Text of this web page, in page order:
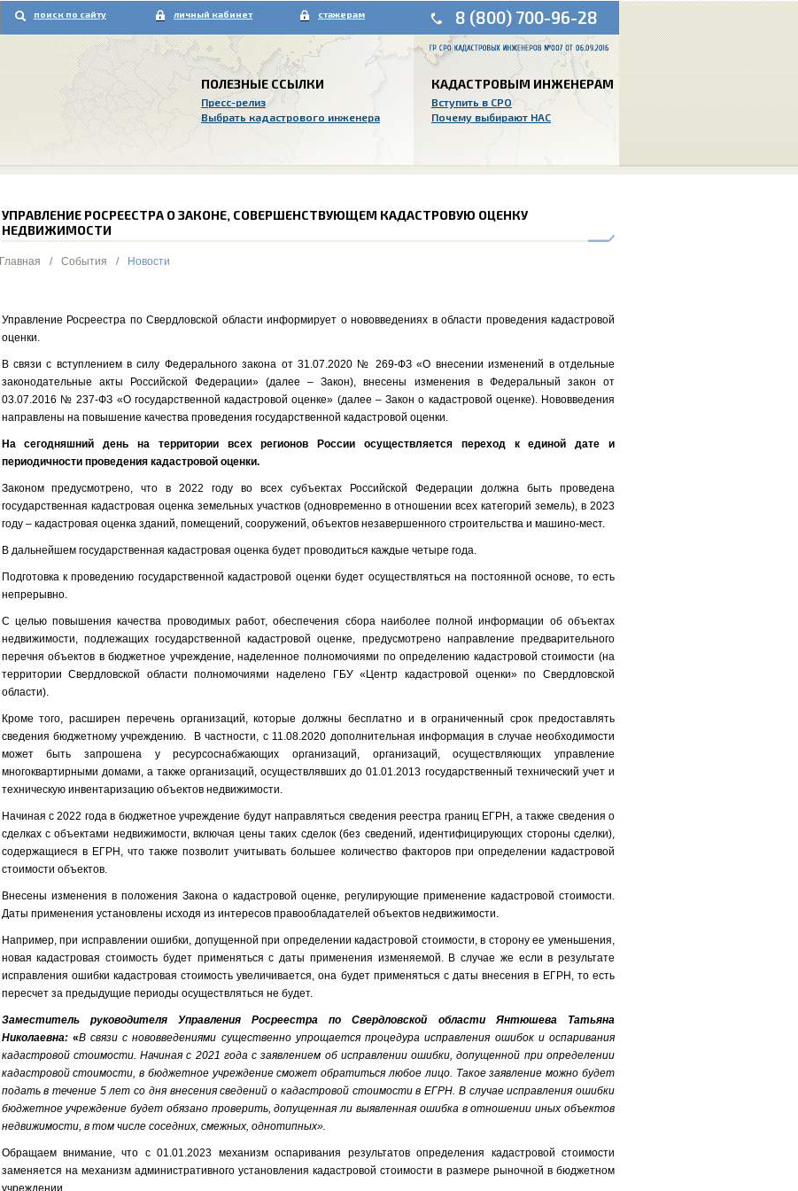
поиск по сайту личный кабинет стажерам 8 (800) 700-96-28
ПОЛЕЗНЫЕ ССЫЛКИ
Пресс-релиз
Выбрать кадастрового инженера
КАДАСТРОВЫМ ИНЖЕНЕРАМ
Вступить в СРО
Почему выбирают НАС
УПРАВЛЕНИЕ РОСРЕЕСТРА О ЗАКОНЕ, СОВЕРШЕНСТВУЮЩЕМ КАДАСТРОВУЮ ОЦЕНКУ
НЕДВИЖИМОСТИ
Главная / События / Новости
Управление Росреестра по Свердловской области информирует о нововведениях в области проведения кадастровой
оценки.
В связи с вступлением в силу Федерального закона от 31.07.2020 № 269-ФЗ «О внесении изменений в отдельные
законодательные акты Российской Федерации» (далее – Закон), внесены изменения в Федеральный закон от
03.07.2016 № 237-ФЗ «О государственной кадастровой оценке» (далее – Закон о кадастровой оценке). Нововведения
направлены на повышение качества проведения государственной кадастровой оценки.
На сегодняшний день на территории всех регионов России осуществляется переход к единой дате и
периодичности проведения кадастровой оценки.
Законом предусмотрено, что в 2022 году во всех субъектах Российской Федерации должна быть проведена
государственная кадастровая оценка земельных участков (одновременно в отношении всех категорий земель), в 2023
году – кадастровая оценка зданий, помещений, сооружений, объектов незавершенного строительства и машино-мест.
В дальнейшем государственная кадастровая оценка будет проводиться каждые четыре года.
Подготовка к проведению государственной кадастровой оценки будет осуществляться на постоянной основе, то есть
непрерывно.
С целью повышения качества проводимых работ, обеспечения сбора наиболее полной информации об объектах
недвижимости, подлежащих государственной кадастровой оценке, предусмотрено направление предварительного
перечня объектов в бюджетное учреждение, наделенное полномочиями по определению кадастровой стоимости (на
территории Свердловской области полномочиями наделено ГБУ «Центр кадастровой оценки» по Свердловской
области).
Кроме того, расширен перечень организаций, которые должны бесплатно и в ограниченный срок предоставлять
сведения бюджетному учреждению. В частности, с 11.08.2020 дополнительная информация в случае необходимости
может быть запрошена у ресурсоснабжающих организаций, организаций, осуществляющих управление
многоквартирными домами, а также организаций, осуществлявших до 01.01.2013 государственный технический учет и
техническую инвентаризацию объектов недвижимости.
Начиная с 2022 года в бюджетное учреждение будут направляться сведения реестра границ ЕГРН, а также сведения о
сделках с объектами недвижимости, включая цены таких сделок (без сведений, идентифицирующих стороны сделки),
содержащиеся в ЕГРН, что также позволит учитывать большее количество факторов при определении кадастровой
стоимости объектов.
Внесены изменения в положения Закона о кадастровой оценке, регулирующие применение кадастровой стоимости.
Даты применения установлены исходя из интересов правообладателей объектов недвижимости.
Например, при исправлении ошибки, допущенной при определении кадастровой стоимости, в сторону ее уменьшения,
новая кадастровая стоимость будет применяться с даты применения изменяемой. В случае же если в результате
исправления ошибки кадастровая стоимость увеличивается, она будет применяться с даты внесения в ЕГРН, то есть
пересчет за предыдущие периоды осуществляться не будет.
Заместитель руководителя Управления Росреестра по Свердловской области Янтюшева Татьяна
Николаевна:«В связи с нововведениями существенно упрощается процедура исправления ошибок и оспаривания
кадастровой стоимости. Начиная с 2021 года с заявлением об исправлении ошибки, допущенной при определении
кадастровой стоимости, в бюджетное учреждение сможет обратиться любое лицо. Такое заявление можно будет
подать в течение 5 лет со дня внесения сведений о кадастровой стоимости в ЕГРН. В случае исправления ошибки
бюджетное учреждение будет обязано проверить, допущенная ли выявленная ошибка в отношении иных объектов
недвижимости, в том числе соседних, смежных, однотипных».
Обращаем внимание, что с 01.01.2023 механизм оспаривания результатов определения кадастровой стоимости
заменяется на механизм административного установления кадастровой стоимости в размере рыночной в бюджетном
учреждении.